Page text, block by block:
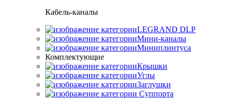
Кабель-каналы
LEGRAND DLP
Мини-каналы
Миниплинтуса
Комплектующие
Крышки
Углы
Заглушки
Суппорта